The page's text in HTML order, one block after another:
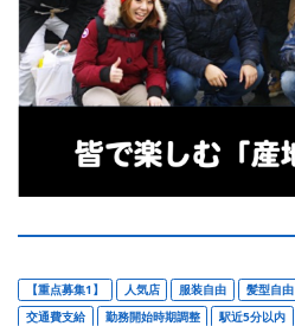
【重点募集1】 人気店 服装自由 髪型自由
交通費支給
勤務開始時期調整 駅近5分以内